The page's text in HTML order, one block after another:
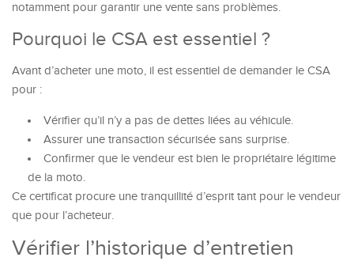
notamment pour garantir une vente sans problèmes.
Pourquoi le CSA est essentiel ?
Avant d’acheter une moto, il est essentiel de demander le CSA
pour :
Vérifier qu’il n’y a pas de dettes liées au véhicule.
Assurer une transaction sécurisée sans surprise.
Confirmer que le vendeur est bien le propriétaire légitime
de la moto.
Ce certificat procure une tranquillité d’esprit tant pour le vendeur
que pour l’acheteur.
Vérifier l’historique d’entretien